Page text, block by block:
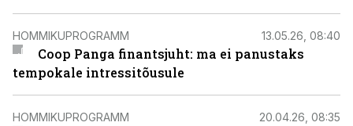
HOMMIKUPROGRAMM 13.05.26, 08:40
Coop Panga finantsjuht: ma ei panustaks
tempokale intressitõusule
HOMMIKUPROGRAMM 20.04.26, 08:35